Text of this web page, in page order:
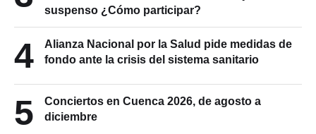
suspenso ¿Cómo participar?
4
Alianza Nacional por la Salud pide medidas de
fondo ante la crisis del sistema sanitario
5
Conciertos en Cuenca 2026, de agosto a
diciembre